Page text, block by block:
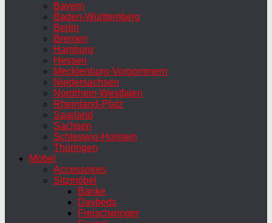
Bayern
Baden-Württemberg
Berlin
Bremen
Hamburg
Hessen
Mecklenburg-Vorpommern
Niedersachsen
Nordrhein-Westfalen
Rheinland-Pfalz
Saarland
Sachsen
Schleswig-Holstein
Thüringen
Möbel
Accessoires
Sitzmöbel
Bänke
Daybeds
Freischwinger